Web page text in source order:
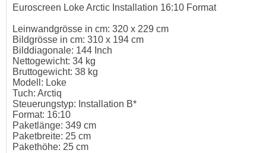
Euroscreen Loke Arctic Installation 16:10 Format
Leinwandgrösse in cm: 320 x 229 cm
Bildgrösse in cm: 310 x 194 cm
Bilddiagonale: 144 Inch
Nettogewicht: 34 kg
Bruttogewicht: 38 kg
Modell: Loke
Tuch: Arctiq
Steuerungstyp: Installation B*
Format: 16:10
Paketlänge: 349 cm
Paketbreite: 25 cm
Pakethöhe: 25 cm